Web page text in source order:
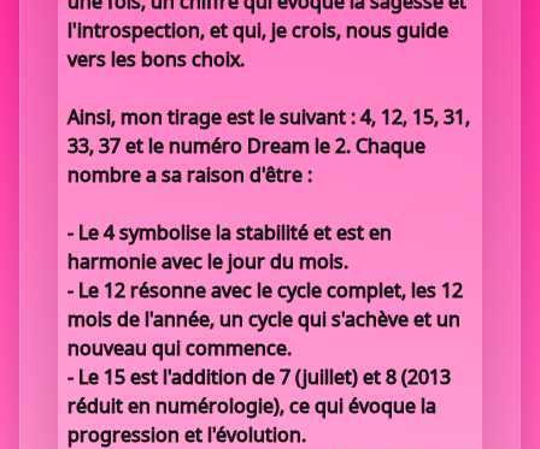
l'introspection, et qui, je crois, nous guide
vers les bons choix.
Ainsi, mon tirage est le suivant : 4, 12, 15, 31,
33, 37 et le numéro Dream le 2. Chaque
nombre a sa raison d'être :
- Le 4 symbolise la stabilité et est en
harmonie avec le jour du mois.
- Le 12 résonne avec le cycle complet, les 12
mois de l'année, un cycle qui s'achève et un
nouveau qui commence.
- Le 15 est l'addition de 7 (juillet) et 8 (2013
réduit en numérologie), ce qui évoque la
progression et l'évolution.